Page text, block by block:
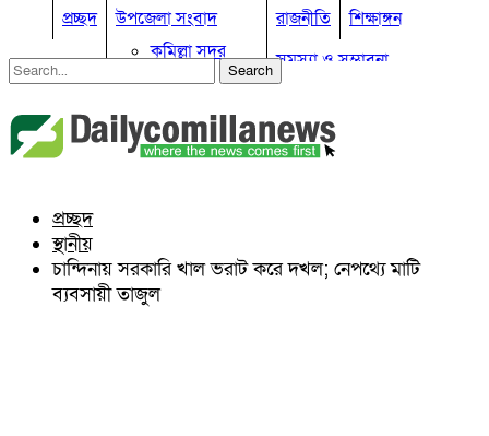
প্রচ্ছদ
উপজেলা সংবাদ
কুমিল্লা সদর
কুমিল্লা সদর দক্ষিণ
ব্রাহ্মণপাড়া
লাকসাম
লালমাই
দাউদকান্দি
রাজনীতি
শিক্ষাঙ্গন
সমস্যা ও সম্ভাবনা
কুমিল্লা ভোটের হাওয়া
কুমিল্লার ঐতিহ্য
প্রচ্ছদ
স্থানীয়
চান্দিনায় সরকারি খাল ভরাট করে দখল; নেপথ্যে মাটি
ব্যবসায়ী তাজুল